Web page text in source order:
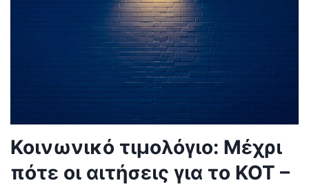
Κοινωνικό τιμολόγιο: Μέχρι
πότε οι αιτήσεις για το ΚΟΤ –